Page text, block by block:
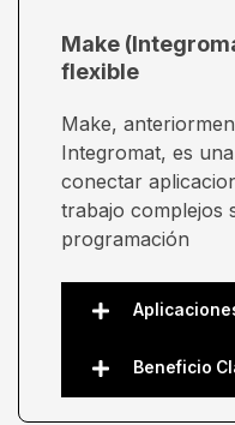
Make
flexible
Make,
Integromat, es
conectar
trabajo complejos
programación
Beneficio